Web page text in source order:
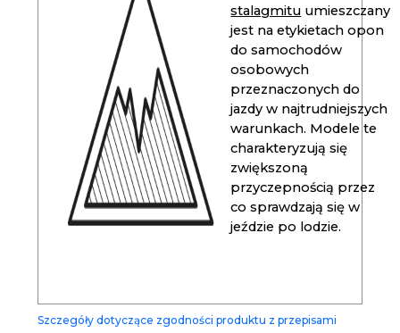
stalagmitu umieszczany
jest na etykietach opon
do samochodów
osobowych
przeznaczonych do
jazdy w najtrudniejszych
warunkach. Modele te
charakteryzują się
zwiększoną
przyczepnością przez
co sprawdzają się w
jeździe po lodzie.
Szczegóły dotyczące zgodności produktu z przepisami